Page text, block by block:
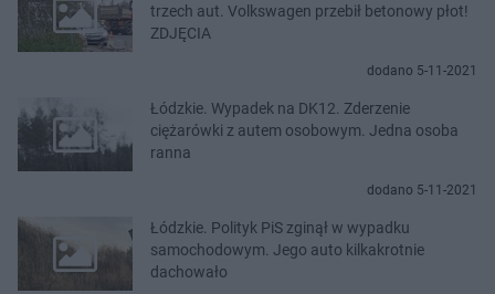
trzech aut. Volkswagen przebił betonowy płot!
ZDJĘCIA
dodano 5-11-2021
Łódzkie. Wypadek na DK12. Zderzenie
ciężarówki z autem osobowym. Jedna osoba
ranna
dodano 5-11-2021
Łódzkie. Polityk PiS zginął w wypadku
samochodowym. Jego auto kilkakrotnie
dachowało